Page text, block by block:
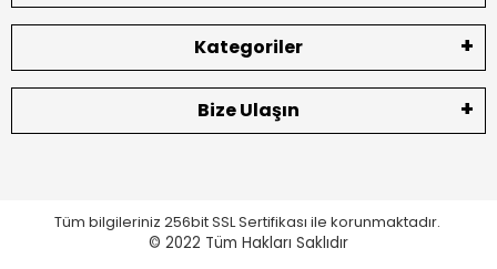
Kategoriler
Bize Ulaşın
Tüm bilgileriniz 256bit SSL Sertifikası ile korunmaktadır.
© 2022 Tüm Hakları Saklıdır